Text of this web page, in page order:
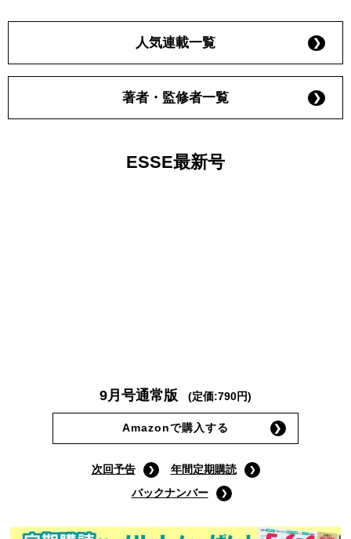
人気連載一覧
著者・監修者一覧
ESSE最新号
Amazonで購入する
次回予告
年間定期購読